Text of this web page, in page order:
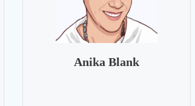
Anika Blank